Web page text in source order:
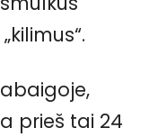
prieš tai 24